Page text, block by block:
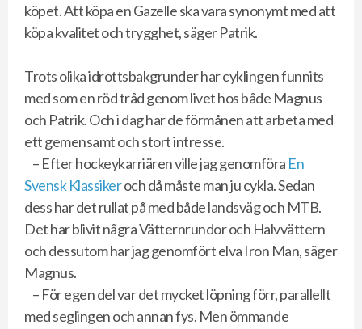
köpet. Att köpa en Gazelle ska vara synonymt med att
köpa kvalitet och trygghet, säger Patrik.
Trots olika idrottsbakgrunder har cyklingen funnits
med som en röd tråd genom livet hos både Magnus
och Patrik. Och i dag har de förmånen att arbeta med
ett gemensamt och stort intresse.
– Efter hockeykarriären ville jag genomföra En
Svensk Klassikeroch då måste man ju cykla. Sedan
dess har det rullat på med både landsväg och MTB.
Det har blivit några Vätternrundor och Halvvättern
och dessutom har jag genomfört elva Iron Man, säger
Magnus.
– För egen del var det mycket löpning förr, parallellt
med seglingen och annan fys. Men ömmande